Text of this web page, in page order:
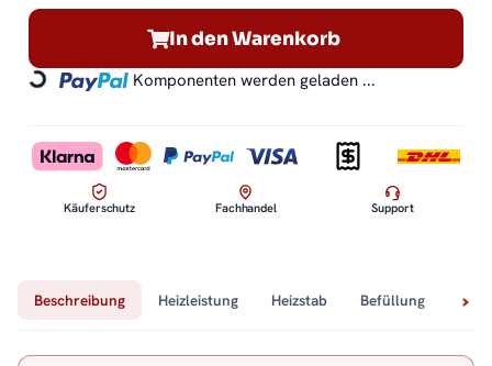
In den Warenkorb
Loading... Komponenten werden geladen ...
Käuferschutz Fachhandel Support
Beschreibung Heizleistung Heizstab Befüllung